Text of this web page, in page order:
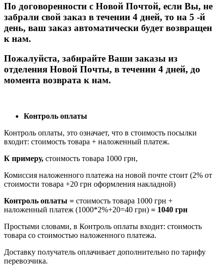
По договоренности с Новой Почтой, если Вы, не
забрали свой заказ в течении 4 дней, то на 5 -й
день, ваш заказ автоматически будет возвращен
к нам.
Пожалуйста, забирайте Ваши заказы из
отделения Новой Почты, в течении 4 дней, до
момента возврата к нам.
Контроль оплаты
Контроль оплаты, это означает, что в стоимость посылки
входит: стоимость товара + наложенный платеж.
К примеру, стоимость товара 1000 грн,
Комиссия наложенного платежа на новой почте стоит (2% от
стоимости товара +20 грн оформления накладной)
Контроль оплаты = стоимость товара 1000 грн +
наложенный платеж (1000*2%+20=40 грн) = 1040 грн
Простыми словами, в Контроль оплаты входит: стоимость
товара со стоимостью наложенного платежа.
Доставку получатель оплачивает дополнительно по тарифу
перевозчика.